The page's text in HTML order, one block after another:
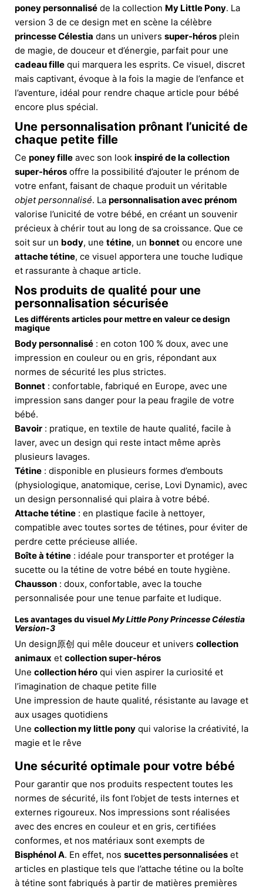
poney personnalisé de la collection My Little Pony. La
version 3 de ce design met en scène la célèbre
princesse Célestia dans un univers super-héros plein
de magie, de douceur et d’énergie, parfait pour une
cadeau fille qui marquera les esprits. Ce visuel, discret
mais captivant, évoque à la fois la magie de l’enfance et
l’aventure, idéal pour rendre chaque article pour bébé
encore plus spécial.
Une personnalisation prônant l’unicité de
chaque petite fille
Ce poney fille avec son look inspiré de la collection
super-héros offre la possibilité d’ajouter le prénom de
votre enfant, faisant de chaque produit un véritable
objet personnalisé. La personnalisation avec prénom
valorise l’unicité de votre bébé, en créant un souvenir
précieux à chérir tout au long de sa croissance. Que ce
soit sur un body, une tétine, un bonnet ou encore une
attache tétine, ce visuel apportera une touche ludique
et rassurante à chaque article.
Nos produits de qualité pour une
personnalisation sécurisée
Les différents articles pour mettre en valeur ce design
magique
Body personnalisé : en coton 100 % doux, avec une
impression en couleur ou en gris, répondant aux
normes de sécurité les plus strictes.
Bonnet : confortable, fabriqué en Europe, avec une
impression sans danger pour la peau fragile de votre
bébé.
Bavoir : pratique, en textile de haute qualité, facile à
laver, avec un design qui reste intact même après
plusieurs lavages.
Tétine : disponible en plusieurs formes d’embouts
(physiologique, anatomique, cerise, Lovi Dynamic), avec
un design personnalisé qui plaira à votre bébé.
Attache tétine : en plastique facile à nettoyer,
compatible avec toutes sortes de tétines, pour éviter de
perdre cette précieuse alliée.
Boîte à tétine : idéale pour transporter et protéger la
sucette ou la tétine de votre bébé en toute hygiène.
Chausson : doux, confortable, avec la touche
personnalisée pour une tenue parfaite et ludique.
Les avantages du visuel My Little Pony Princesse Célestia
Version-3
Un design原创 qui mêle douceur et univers collection
animaux et collection super-héros
Une collection héro qui vien aspirer la curiosité et
l’imagination de chaque petite fille
Une impression de haute qualité, résistante au lavage et
aux usages quotidiens
Une collection my little pony qui valorise la créativité, la
magie et le rêve
Une sécurité optimale pour votre bébé
Pour garantir que nos produits respectent toutes les
normes de sécurité, ils font l’objet de tests internes et
externes rigoureux. Nos impressions sont réalisées
avec des encres en couleur et en gris, certifiées
conformes, et nos matériaux sont exempts de
Bisphénol A. En effet, nos sucettes personnalisées et
articles en plastique tels que l’attache tétine ou la boîte
à tétine sont fabriqués à partir de matières premières